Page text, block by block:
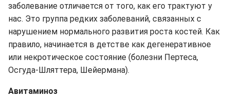
заболевание отличается от того, как его трактуют у
нас. Это группа редких заболеваний, связанных с
нарушением нормального развития роста костей. Как
правило, начинается в детстве как дегенеративное
или некротическое состояние (болезни Пертеса,
Осгуда-Шляттера, Шейермана).
Авитаминоз